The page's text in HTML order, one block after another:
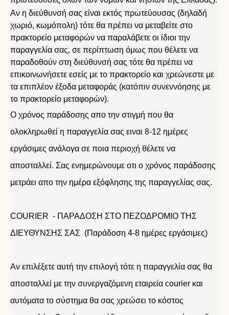
Αν η διεύθυνσή σας είναι εκτός πρωτεύουσας (δηλαδή
χωριό, κωμόπολη) τότε θα πρέπει να μεταβείτε στο
πρακτορείο μεταφορών να παραλάβετε οι ίδιοι την
παραγγελία σας, σε περίπτωση όμως που θέλετε να
παραδοθούν στη διεύθυνσή σας τότε θα πρέπει να
επικοινωνήσετε εσείς με το πρακτορείο και χρεώνεστε με
τα επιπλέον έξοδα μεταφοράς (κατόπιν συνεννόησης με
το πρακτορείο μεταφορών).
Ο χρόνος παράδοσης απο την στιγμή που θα
ολοκληρωθεί η παραγγελία σας ειναι 8-12 ημέρες
εργάσιμες ανάλογα σε ποια περιοχή θέλετε να
αποσταλλεί. Σας ενημερώνουμε οτι ο χρόνος παράδοσης
μετράει απο την ημέρα εξόφλησης της παραγγελίας σας.
COURIER - ΠΑΡΑΔΟΣΗ ΣΤΟ ΠΕΖΟΔΡΟΜΙΟ ΤΗΣ
ΔΙΕΥΘΥΝΣΗΣ ΣΑΣ (Παράδοση 4-8 ημέρες εργάσιμες)
Αν επιλέξετε αυτή την επιλογή τότε η παραγγελία σας θα
αποσταλλεί με την συνεργαζόμενη εταιρεία courier και
αυτόματα το σύστημα θα σας χρεώσει το κόστος